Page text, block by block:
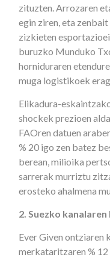
zituzten. Arrozaren
egin ziren, eta
zizkieten
buruzko Munduko
horniduraren
muga logistikoek
Elikadura-
shockek prezioen
FAOren datuen
% 20 igo zen batez
berean, milioika
sarrerak murriztu
erosteko ahalmena
2. Suezko
Ever Given ontziaren
merkataritzaren %